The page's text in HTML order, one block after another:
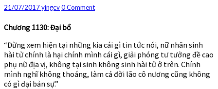
nhi
–
Ch
1130
–
1140
21/07/2017yingcvComments
0 Comment
Chương 1130: Đại bổ
“Đừng xem hiện tại những kia cái gì tin tức nói, nữ nhân sinh
hài tử chính là hại chính mình cái gì, giải phóng tư tưởng đề cao
phụ nữ địa vị, không tại sinh không sinh hài tử ở trên. Chính
mình nghĩ không thoáng, làm cả đời lão cô nương cũng không
có gì đại bản sự.”